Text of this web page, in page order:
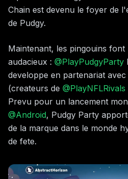
Chain est devenu le foyer de
de Pudgy.
Maintenant, les pingouins
audacieux : @PlayPudgyParty
developpe en partenariat avec
(createurs de @PlayNFLRivals
Prevu pour un lancement
@Android, Pudgy Party
de la marque dans le monde
de fete.